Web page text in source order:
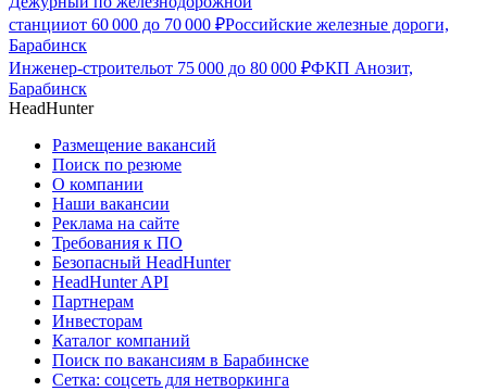
станцииот 60 000 до 70 000 ₽Российские железные дороги,
Барабинск
Инженер-строительот 75 000 до 80 000 ₽ФКП Анозит,
Барабинск
HeadHunter
Размещение вакансий
Поиск по резюме
О компании
Наши вакансии
Реклама на сайте
Требования к ПО
Безопасный HeadHunter
HeadHunter API
Партнерам
Инвесторам
Каталог компаний
Поиск по вакансиям в Барабинске
Сетка: соцсеть для нетворкинга